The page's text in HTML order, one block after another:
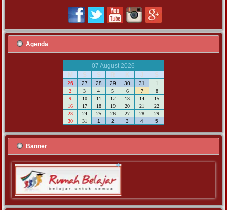
Agenda
07 August 2026
M
S S R K J S
26 27 28 29 30 31
1
2
3 4 5 6 7
8
9
10 11 12 13 14
15
16
17 18 19 20 21
22
23
24 25 26 27 28
29
30
31 1 2 3 4 5
Banner